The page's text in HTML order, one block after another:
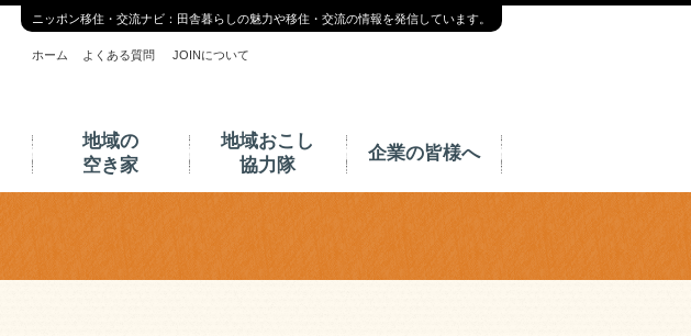
ニッポン移住・交流ナビ：田舎暮らしの魅力や移住・交流の情報を発信しています。
ホーム よくある質問 JOINについて
地域の
空き家
地域おこし
協力隊
企業の皆様へ